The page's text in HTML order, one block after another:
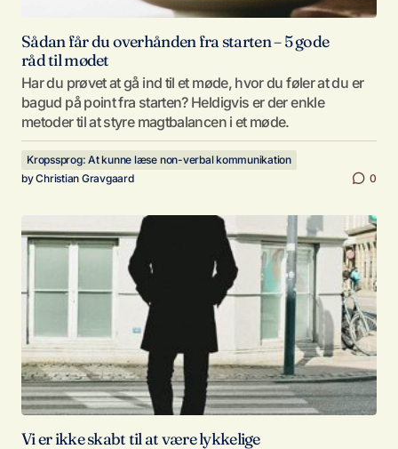
Sådan får du overhånden fra starten – 5 gode
råd til mødet
Har du prøvet at gå ind til et møde, hvor du føler at du er
bagud på point fra starten? Heldigvis er der enkle
metoder til at styre magtbalancen i et møde.
Kropssprog: At kunne læse non-verbal kommunikation
byChristian Gravgaard 0
Vi er ikke skabt til at være lykkelige